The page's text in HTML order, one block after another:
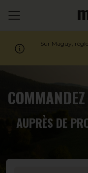
Sur Maguy,
AUPRÈS DE